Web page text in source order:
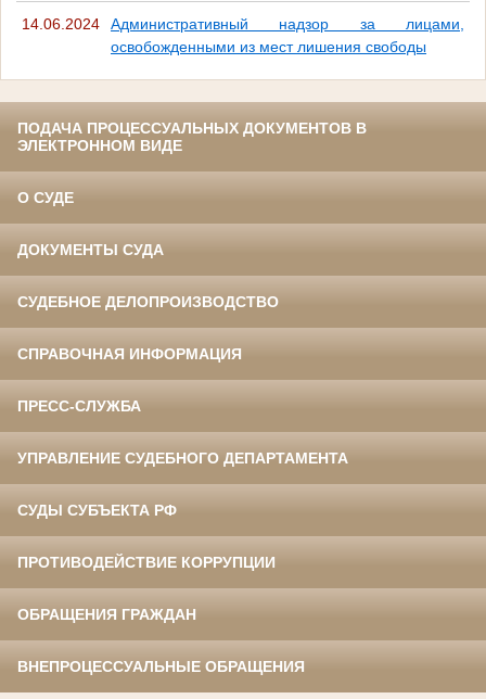
14.06.2024
Административный надзор за лицами,
освобожденными из мест лишения свободы
ПОДАЧА ПРОЦЕССУАЛЬНЫХ ДОКУМЕНТОВ В
ЭЛЕКТРОННОМ ВИДЕ
О СУДЕ
ДОКУМЕНТЫ СУДА
СУДЕБНОЕ ДЕЛОПРОИЗВОДСТВО
СПРАВОЧНАЯ ИНФОРМАЦИЯ
ПРЕСС-СЛУЖБА
УПРАВЛЕНИЕ СУДЕБНОГО ДЕПАРТАМЕНТА
СУДЫ СУБЪЕКТА РФ
ПРОТИВОДЕЙСТВИЕ КОРРУПЦИИ
ОБРАЩЕНИЯ ГРАЖДАН
ВНЕПРОЦЕССУАЛЬНЫЕ ОБРАЩЕНИЯ